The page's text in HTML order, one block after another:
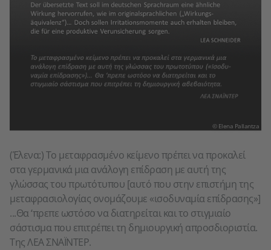
© Elena Pallantza
(Έλενα:) To μεταφρασμένο κείμενο πρέπει να προκαλεί
στα γερμανικά μια ανάλογη επίδραση με αυτή της
γλώσσας του πρωτότυπου [αυτό που στην επιστήμη της
μεταφρασιολογίας ονομάζουμε «ισοδυναμία επίδρασης»]
...Θα ‘πρεπε ωστόσο να διατηρείται και το στιγμιαίο
σάστισμα που επιτρέπει τη δημιουργική απροσδιοριστία.
Της ΛΕΑ ΣΝΑΪΝΤΕΡ.